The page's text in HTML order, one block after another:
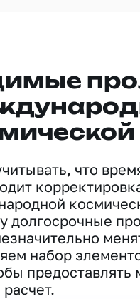
что
долгосрочные
набор
предоставлять